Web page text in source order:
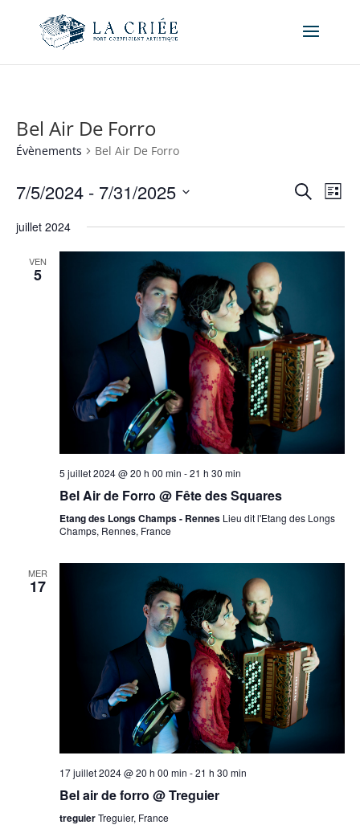
Bel Air De Forro
Évènements Bel Air De Forro
de
Recherche
de
Liste
7/5/2024 - 7/31/2025
une
juillet 2024
VEN
5
5 juillet 2024 @ 20 h 00 min -21 h 30 min
Bel Air de Forro @ Fête des Squares
Etang des Longs Champs - Rennes Lieu dit l'Etang des Longs
Champs, Rennes, France
MER
17
17 juillet 2024 @ 20 h 00 min -21 h 30 min
Bel air de forro @ Treguier
treguierTreguier, France